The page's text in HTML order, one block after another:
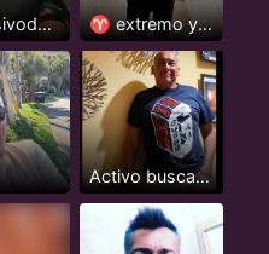
MásPasivodotadomorboso ♈️ extremo y apasionado
Activo busca pasivos